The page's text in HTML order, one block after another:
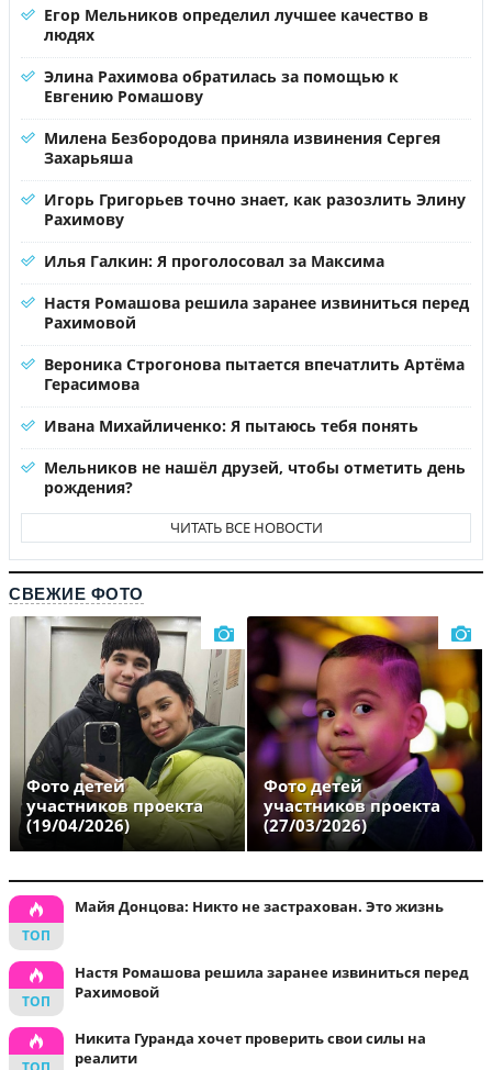
Егор Мельников определил лучшее качество в
людях
Элина Рахимова обратилась за помощью к
Евгению Ромашову
Милена Безбородова приняла извинения Сергея
Захарьяша
Игорь Григорьев точно знает, как разозлить Элину
Рахимову
Илья Галкин: Я проголосовал за Максима
Настя Ромашова решила заранее извиниться перед
Рахимовой
Вероника Строгонова пытается впечатлить Артёма
Герасимова
Ивана Михайличенко: Я пытаюсь тебя понять
Мельников не нашёл друзей, чтобы отметить день
рождения?
ЧИТАТЬ ВСЕ НОВОСТИ
СВЕЖИЕ ФОТО
Фото детей
участников проекта
(19/04/2026)
Фото детей
участников проекта
(27/03/2026)
Майя Донцова: Никто не застрахован. Это жизнь
Настя Ромашова решила заранее извиниться перед
Рахимовой
Никита Гуранда хочет проверить свои силы на
реалити